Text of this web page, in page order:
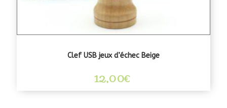
Clef USB jeux d’échec Beige
12,00€